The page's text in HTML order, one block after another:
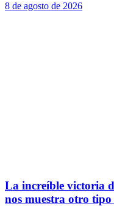
8 de agosto de 2026
La increíble victoria
nos muestra otro tipo